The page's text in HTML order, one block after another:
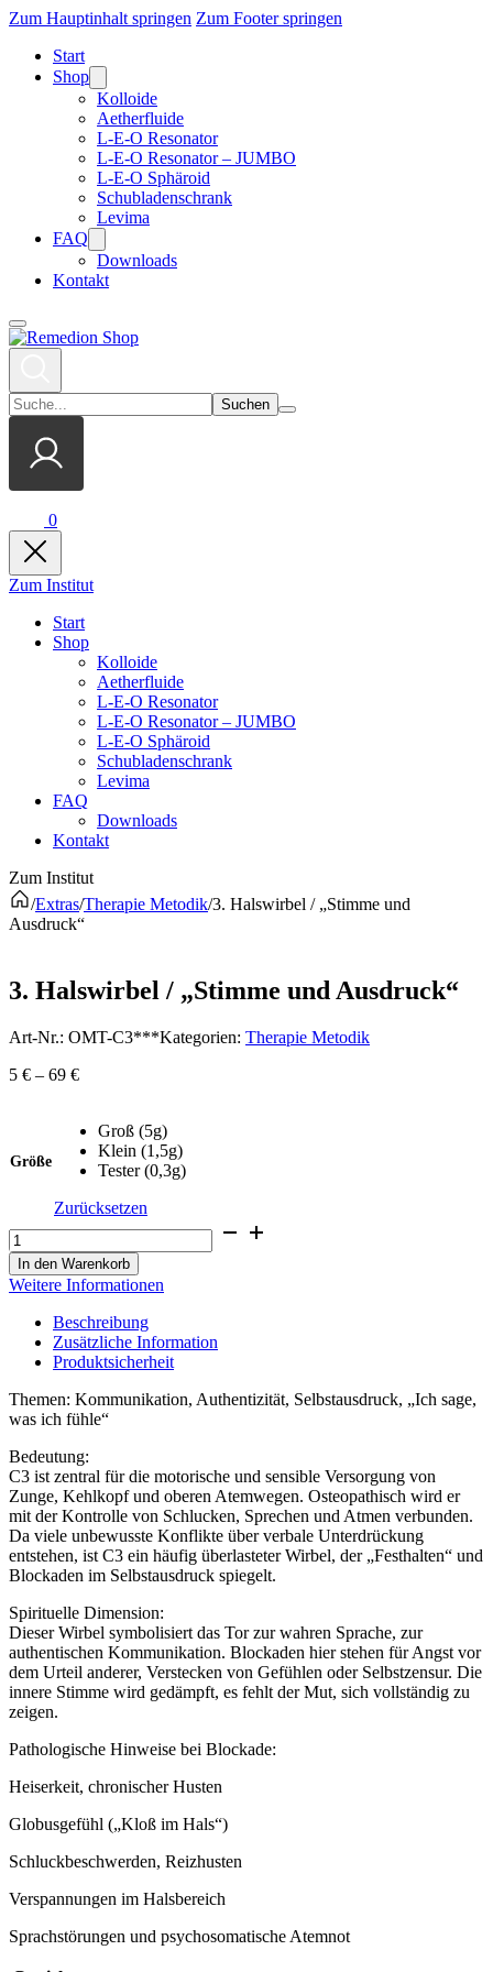
Zum Hauptinhalt springen Zum Footer springen
Start
Shop
Kolloide
Aetherfluide
L-E-O Resonator
L-E-O Resonator – JUMBO
L-E-O Sphäroid
Schubladenschrank
Levima
FAQ
Downloads
Kontakt
Suchen
0
Zum Institut
Start
Shop
Kolloide
Aetherfluide
L-E-O Resonator
L-E-O Resonator – JUMBO
L-E-O Sphäroid
Schubladenschrank
Levima
FAQ
Downloads
Kontakt
Zum Institut
/Extras/Therapie Metodik/3. Halswirbel / „Stimme und
Ausdruck“
3. Halswirbel / „Stimme und Ausdruck“
Art-Nr.: OMT-C3***Kategorien: Therapie Metodik
5 € – 69 €
Größe
Groß (5g)
Klein (1,5g)
Tester (0,3g)
Zurücksetzen
3.
Halswirbel
„Stimme
und
Ausdruck“
In den Warenkorb
Weitere Informationen
Beschreibung
Zusätzliche Information
Produktsicherheit
Themen: Kommunikation, Authentizität, Selbstausdruck, „Ich sage,
was ich fühle“
Bedeutung:
C3 ist zentral für die motorische und sensible Versorgung von
Zunge, Kehlkopf und oberen Atemwegen. Osteopathisch wird er
mit der Kontrolle von Schlucken, Sprechen und Atmen verbunden.
Da viele unbewusste Konflikte über verbale Unterdrückung
entstehen, ist C3 ein häufig überlasteter Wirbel, der „Festhalten“ und
Blockaden im Selbstausdruck spiegelt.
Spirituelle Dimension:
Dieser Wirbel symbolisiert das Tor zur wahren Sprache, zur
authentischen Kommunikation. Blockaden hier stehen für Angst vor
dem Urteil anderer, Verstecken von Gefühlen oder Selbstzensur. Die
innere Stimme wird gedämpft, es fehlt der Mut, sich vollständig zu
zeigen.
Pathologische Hinweise bei Blockade:
Heiserkeit, chronischer Husten
Globusgefühl („Kloß im Hals“)
Schluckbeschwerden, Reizhusten
Verspannungen im Halsbereich
Sprachstörungen und psychosomatische Atemnot